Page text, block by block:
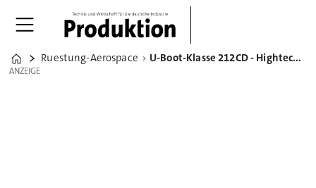
Home
Ruestung-Aerospace U-Boot-Klasse 212CD - Hightech-Revolution unter Wasser
ANZEIGE
ANZEIGE